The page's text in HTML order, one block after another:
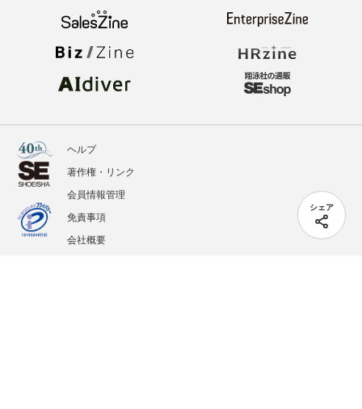
シェア
ヘルプ
著作権・リンク
会員情報管理
免責事項
会社概要